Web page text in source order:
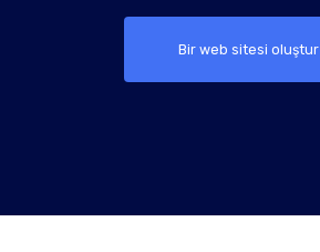
Bir web sitesi oluştur